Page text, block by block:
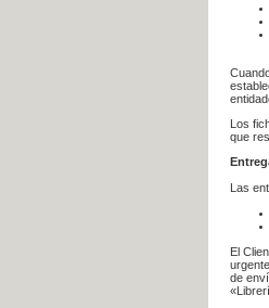
Los
que
Las
El
de